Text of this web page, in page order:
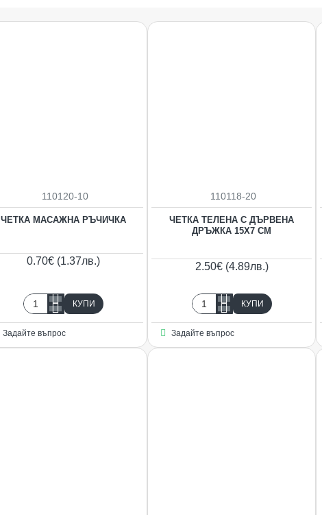
110120-10
ЧЕТКА МАСАЖНА РЪЧИЧКА
0.70€ (1.37лв.)
Четка
масажна
ръчичка
КУПИ
Задайте въпрос
110118-20
ЧЕТКА ТЕЛЕНА С ДЪРВЕНА
ДРЪЖКА 15Х7 СМ
2.50€ (4.89лв.)
Четка
телена
с
КУПИ
Задайте въпрос